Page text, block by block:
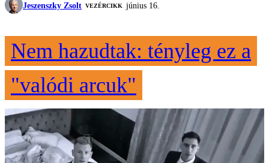
Jeszenszky Zsolt VEZÉRCIKK június 16.
Nem hazudtak: tényleg ez a
"valódi arcuk"